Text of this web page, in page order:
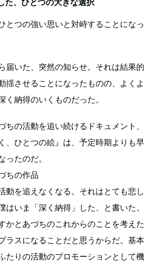
とつの強い思いと対峙することになっ
届いた、突然の知らせ。それは結果的
揺させることになったものの、よくよ
く納得のいくものだった。
ちの活動を追い続けるドキュメント、
、ひとつの絵』は、予定時期よりも早
ったのだ。
動を追えなくなる。それはとても悲し
はいま「深く納得」した、と書いた。
かとあづちのこれからのことを考えた
ラスになることだと思うからだ。基本
たりの活動のプロモーションとして機